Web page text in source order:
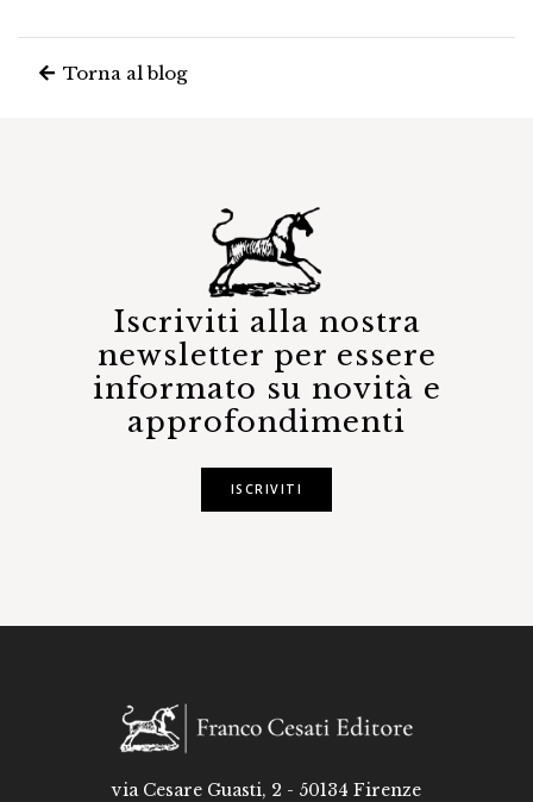
Torna al blog
Iscriviti alla nostra
newsletter per essere
informato su novità e
approfondimenti
ISCRIVITI
via Cesare Guasti, 2 - 50134 Firenze